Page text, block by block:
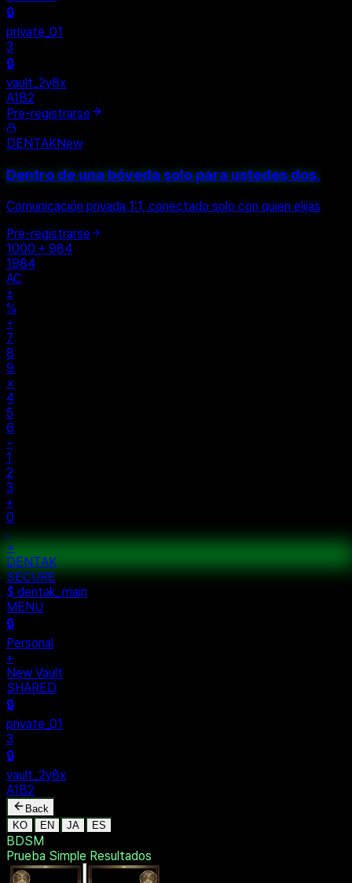
Personal
+
New Vault
SHARED
🔒
private_01
3
🔒
vault_2y8x
Pre-registrarse
DENTAKNew
Dentro de una bóveda solo para ustedes dos.
Comunicación privada 1:1, conectado solo con quien elijas
Pre-registrarse
1000 + 984
1984
AC
±
%
÷
7
8
9
×
4
5
6
−
1
2
3
+
0
.
=
$ auth...
$ vault --ok
DENTAK
ACCESS OK
DENTAK
SECURE
$ dentak_main
MENU
🔒
Personal
+
New Vault
SHARED
🔒
private_01
3
🔒